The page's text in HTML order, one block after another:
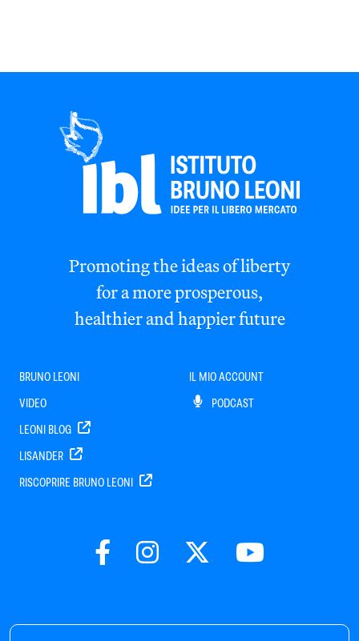
Promoting the ideas of liberty
for a more prosperous,
healthier and happier future
BRUNO LEONI
VIDEO
LEONI BLOG
LISANDER
RISCOPRIRE BRUNO LEONI
IL MIO ACCOUNT
PODCAST